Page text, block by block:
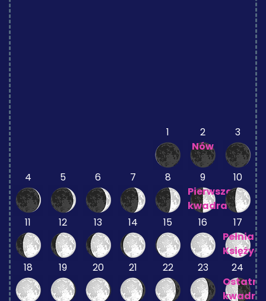
1
2
Nów
3
4 5 6 7 8
9
Pierwsza
kwadra
10
11 12 13 14 15 16
17
Pełnia
18
19 20 21 22 23
24
kwadra